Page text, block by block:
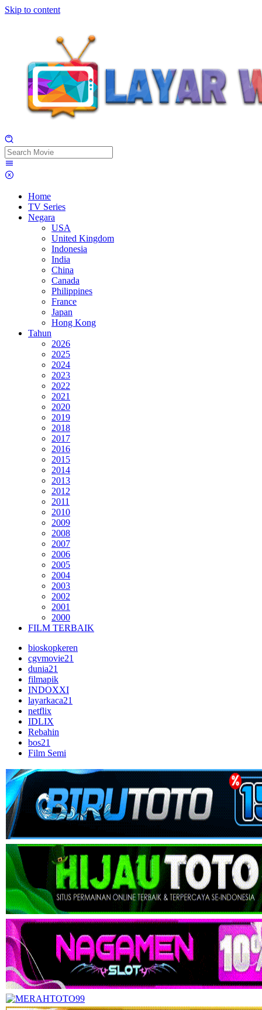
Skip to content
Home
TV Series
Negara
USA
United Kingdom
Indonesia
India
China
Canada
Philippines
France
Japan
Hong Kong
Tahun
2026
2025
2024
2023
2022
2021
2020
2019
2018
2017
2016
2015
2014
2013
2012
2011
2010
2009
2008
2007
2006
2005
2004
2003
2002
2001
2000
FILM TERBAIK
bioskopkeren
cgvmovie21
dunia21
filmapik
INDOXXI
layarkaca21
netflix
IDLIX
Rebahin
bos21
Film Semi